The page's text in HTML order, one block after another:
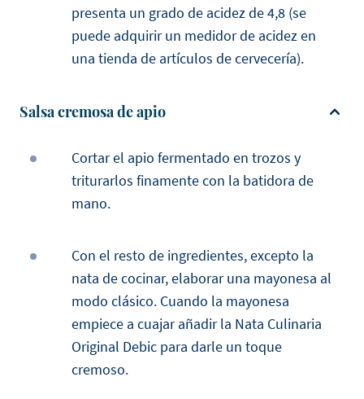
presenta un grado de acidez de 4,8 (se
puede adquirir un medidor de acidez en
una tienda de artículos de cervecería).
Salsa cremosa de apio
Cortar el apio fermentado en trozos y
triturarlos finamente con la batidora de
mano.
Con el resto de ingredientes, excepto la
nata de cocinar, elaborar una mayonesa al
modo clásico. Cuando la mayonesa
empiece a cuajar añadir la Nata Culinaria
Original Debic para darle un toque
cremoso.